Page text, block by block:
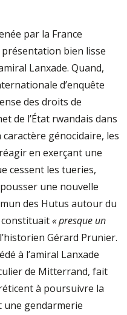
par la France
bien lisse
Lanxade. Quand,
d’enquête
des droits de
de l’État rwandais dans
génocidaire, les
en exerçant une
cessent les tueries,
une nouvelle
des Hutus autour du
constituait« presque un
Gérard Prunier.
à l’amiral Lanxade
de Mitterrand, fait
à poursuivre la
une gendarmerie